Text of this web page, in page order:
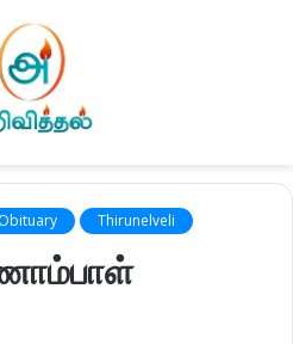
Obituary Thirunelveli